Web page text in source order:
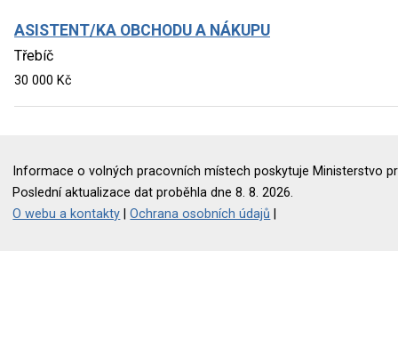
ASISTENT/KA OBCHODU A NÁKUPU
Třebíč
30 000 Kč
Informace o volných pracovních místech poskytuje Ministerstvo
Poslední aktualizace dat proběhla dne 8. 8. 2026.
O webu a kontakty |Ochrana osobních údajů